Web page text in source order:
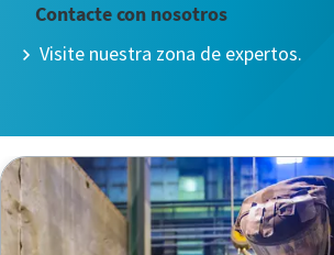
Contacte con nosotros
Visite nuestra zona de expertos.